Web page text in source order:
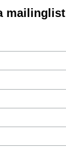
mailinglist